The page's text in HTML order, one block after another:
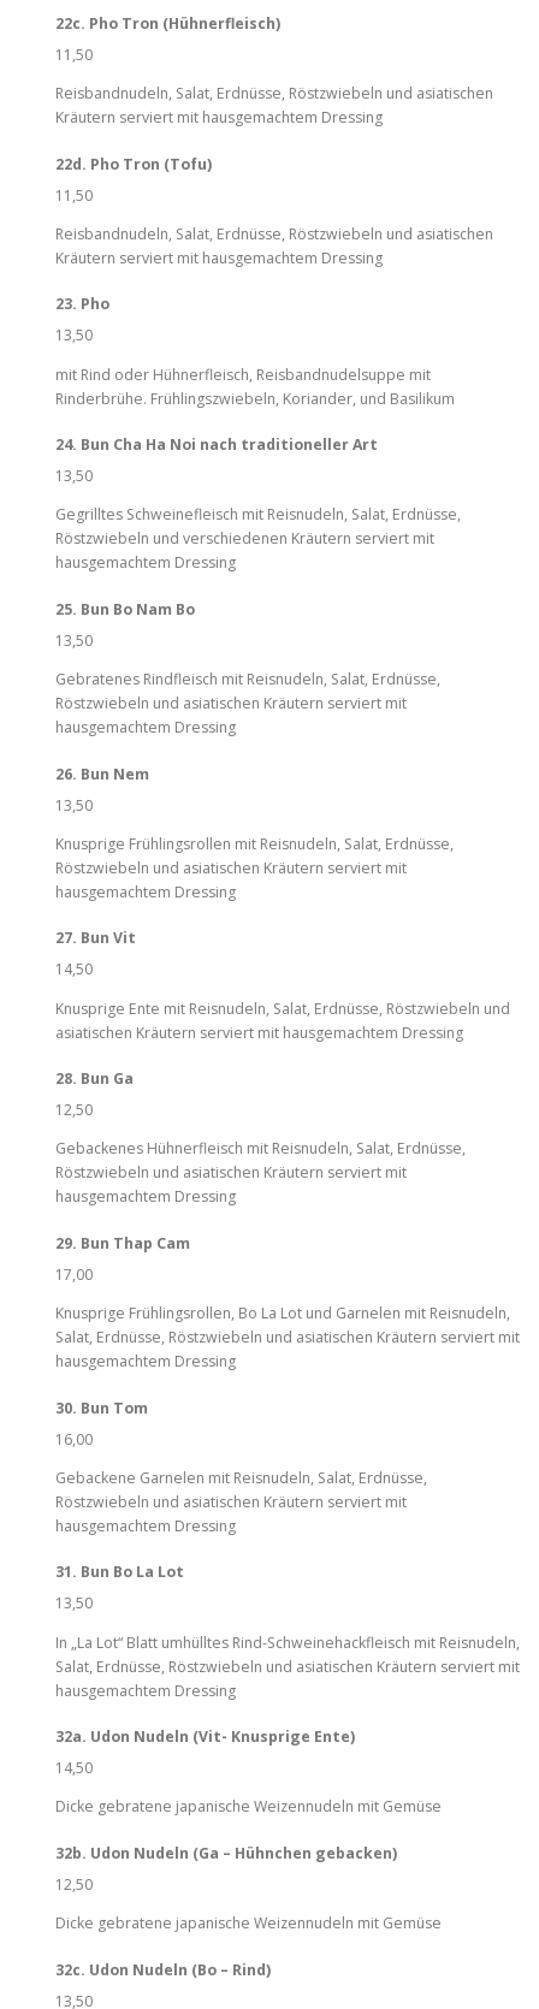
22c. Pho Tron (Hühnerfleisch)
11,50
Reisbandnudeln, Salat, Erdnüsse, Röstzwiebeln und asiatischen
Kräutern serviert mit hausgemachtem Dressing
22d. Pho Tron (Tofu)
11,50
Reisbandnudeln, Salat, Erdnüsse, Röstzwiebeln und asiatischen
Kräutern serviert mit hausgemachtem Dressing
23. Pho
13,50
mit Rind oder Hühnerfleisch, Reisbandnudelsuppe mit
Rinderbrühe. Frühlingszwiebeln, Koriander, und Basilikum
24. Bun Cha Ha Noi nach traditioneller Art
13,50
Gegrilltes Schweinefleisch mit Reisnudeln, Salat, Erdnüsse,
Röstzwiebeln und verschiedenen Kräutern serviert mit
hausgemachtem Dressing
25. Bun Bo Nam Bo
13,50
Gebratenes Rindfleisch mit Reisnudeln, Salat, Erdnüsse,
Röstzwiebeln und asiatischen Kräutern serviert mit
hausgemachtem Dressing
26. Bun Nem
13,50
Knusprige Frühlingsrollen mit Reisnudeln, Salat, Erdnüsse,
Röstzwiebeln und asiatischen Kräutern serviert mit
hausgemachtem Dressing
27. Bun Vit
14,50
Knusprige Ente mit Reisnudeln, Salat, Erdnüsse, Röstzwiebeln und
asiatischen Kräutern serviert mit hausgemachtem Dressing
28. Bun Ga
12,50
Gebackenes Hühnerfleisch mit Reisnudeln, Salat, Erdnüsse,
Röstzwiebeln und asiatischen Kräutern serviert mit
hausgemachtem Dressing
29. Bun Thap Cam
17,00
Knusprige Frühlingsrollen, Bo La Lot und Garnelen mit Reisnudeln,
Salat, Erdnüsse, Röstzwiebeln und asiatischen Kräutern serviert mit
hausgemachtem Dressing
30. Bun Tom
16,00
Gebackene Garnelen mit Reisnudeln, Salat, Erdnüsse,
Röstzwiebeln und asiatischen Kräutern serviert mit
hausgemachtem Dressing
31. Bun Bo La Lot
13,50
In „La Lot“ Blatt umhülltes Rind-Schweinehackfleisch mit Reisnudeln,
Salat, Erdnüsse, Röstzwiebeln und asiatischen Kräutern serviert mit
hausgemachtem Dressing
32a. Udon Nudeln (Vit- Knusprige Ente)
14,50
Dicke gebratene japanische Weizennudeln mit Gemüse
32b. Udon Nudeln (Ga – Hühnchen gebacken)
12,50
Dicke gebratene japanische Weizennudeln mit Gemüse
32c. Udon Nudeln (Bo – Rind)
13,50